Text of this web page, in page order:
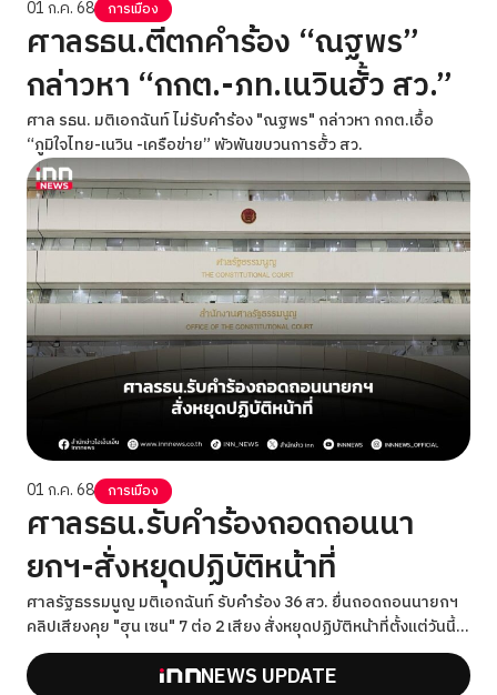
01 ก.ค. 68 การเมือง
ศาลรธน.ตีตกคำร้อง “ณฐพร”
กล่าวหา “กกต.-ภท.เนวินฮั้ว สว.”
ศาล รธน. มติเอกฉันท์ ไม่รับคำร้อง "ณฐพร" กล่าวหา กกต.เอื้อ
“ภูมิใจไทย-เนวิน -เครือข่าย” พัวพันขบวนการฮั้ว สว.
01 ก.ค. 68 การเมือง
ศาลรธน.รับคำร้องถอดถอนนา
ยกฯ-สั่งหยุดปฏิบัติหน้าที่
ศาลรัฐธรรมนูญ มติเอกฉันท์ รับคำร้อง 36 สว. ยื่นถอดถอนนายกฯ
คลิปเสียงคุย "ฮุน เซน" 7 ต่อ 2 เสียง สั่งหยุดปฏิบัติหน้าที่ตั้งแต่วันนี้
พร้อมชี้แจงแก้ข้อกล่าวหาภายใน 15 วัน
NEWS UPDATE